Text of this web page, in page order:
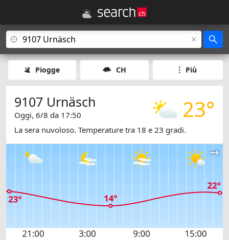
Piogge CH Più
23°
9107 Urnäsch
Oggi, 6/8 da 17:50
La sera nuvoloso. Temperature tra 18 e 23 gradi.